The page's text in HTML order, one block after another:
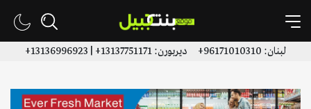
لبنان: 96171010310+ ديربورن: 13137751171+ | 13136996923+